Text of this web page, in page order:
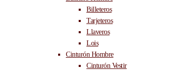
Billeteros
Tarjeteros
Llaveros
Lois
Cinturón Hombre
Cinturón Vestir